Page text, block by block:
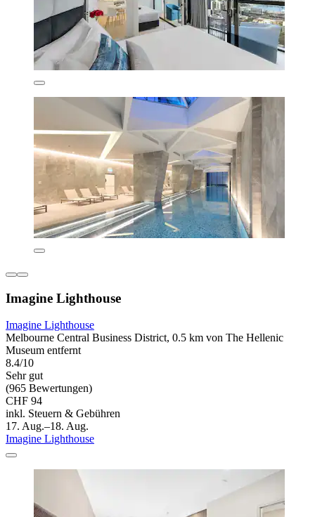
Imagine Lighthouse
Imagine Lighthouse
Melbourne Central Business District, 0.5 km von The Hellenic
Museum entfernt
8.4/10
Sehr gut
(965 Bewertungen)
CHF 94
inkl. Steuern & Gebühren
17. Aug.–18. Aug.
Imagine Lighthouse